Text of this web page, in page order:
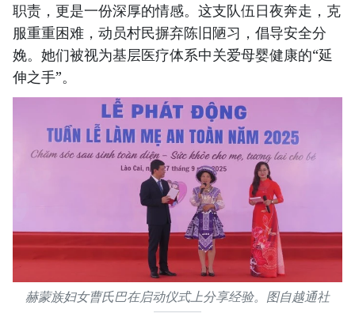
职责，更是一份深厚的情感。这支队伍日夜奔走，克
服重重困难，动员村民摒弃陈旧陋习，倡导安全分
娩。她们被视为基层医疗体系中关爱母婴健康的“延
伸之手”。
赫蒙族妇女曹氏巴在启动仪式上分享经验。图自越通社